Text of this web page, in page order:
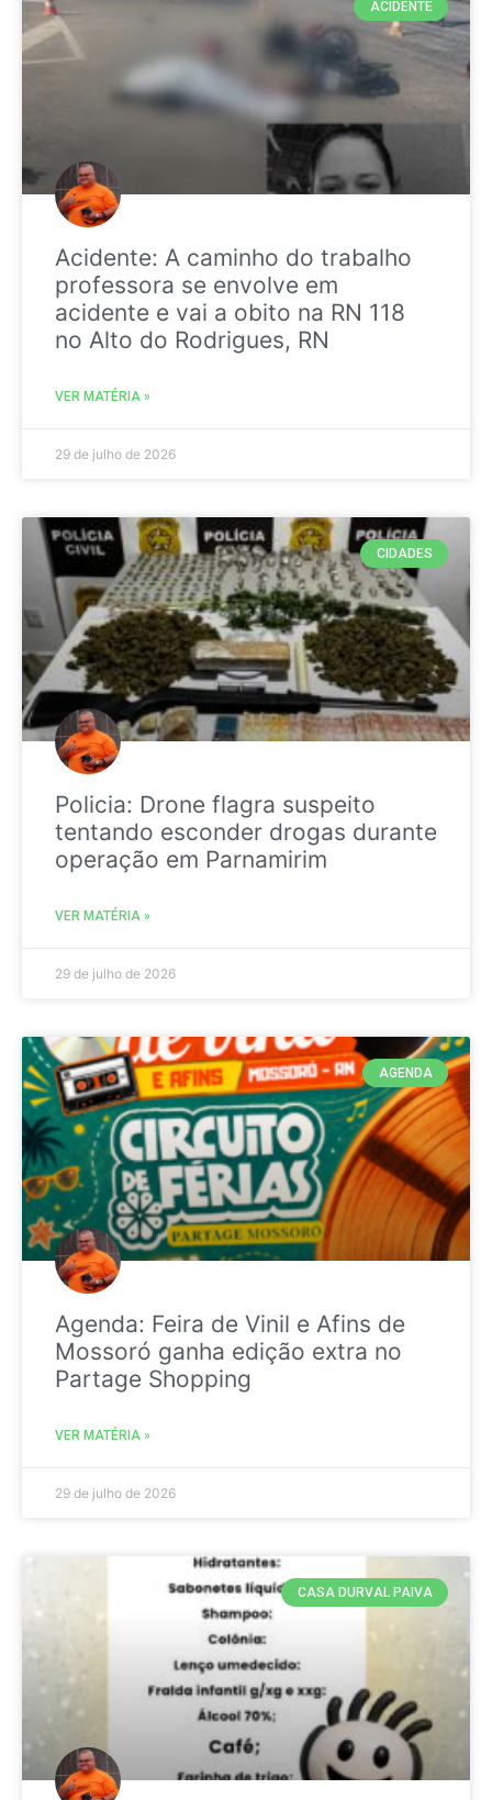
ACIDENTE
Acidente: A caminho do trabalho
professora se envolve em
acidente e vai a obito na RN 118
no Alto do Rodrigues, RN
VER MATÉRIA »
29 de julho de 2026
CIDADES
Policia: Drone flagra suspeito
tentando esconder drogas durante
operação em Parnamirim
VER MATÉRIA »
29 de julho de 2026
AGENDA
Agenda: Feira de Vinil e Afins de
Mossoró ganha edição extra no
Partage Shopping
VER MATÉRIA »
29 de julho de 2026
CASA DURVAL PAIVA